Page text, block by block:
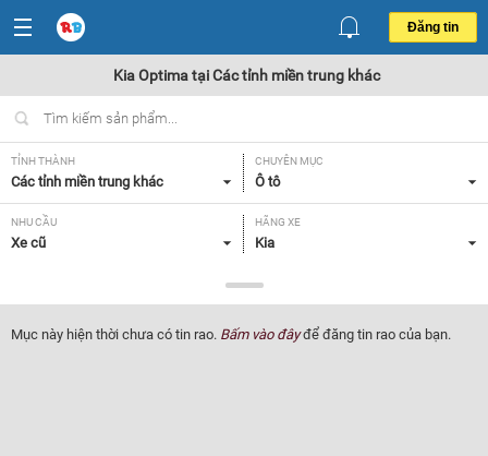
Đăng tin
Kia Optima tại Các tỉnh miền trung khác
TỈNH THÀNH
Các tỉnh miền trung khác
CHUYÊN MỤC
Ô tô
NHU CẦU
Xe cũ
HÃNG XE
Kia
Optima
NĂM SẢN XUẤT
Tất cả
GIÁ XE XUẤT XỨ
Mục này hiện thời chưa có tin rao. Bấm vào đâyđể đăng tin rao của bạn.